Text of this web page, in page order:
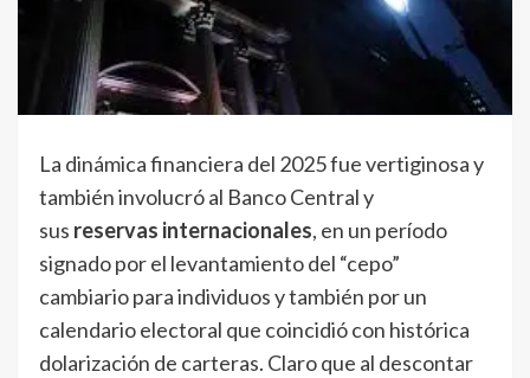
La dinámica financiera del 2025 fue vertiginosa y
también involucró al Banco Central y
sus reservas internacionales, en un período
signado por el levantamiento del “cepo”
cambiario para individuos y también por un
calendario electoral que coincidió con histórica
dolarización de carteras. Claro que al descontar